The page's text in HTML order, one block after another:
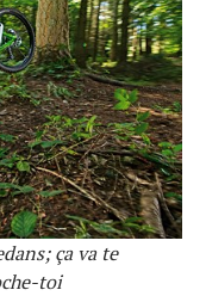
ça va te
toi